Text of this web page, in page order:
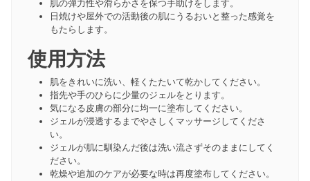
肌の弾力性や滑らかさを保つ手助けをします。
日焼けや屋外での活動後の肌にうるおいと整った感覚を
もたらします。
使用方法
肌をきれいに洗い、軽くたたいて乾かしてください。
指先や手のひらに少量のジェルをとります。
気になる皮膚の部分に均一に塗布してください。
ジェルが浸透するまでやさしくマッサージしてくださ
い。
ジェルが肌に馴染んだ後は洗い流さずそのままにしてく
ださい。
乾燥や追加のケアが必要な時は再度塗布してください。